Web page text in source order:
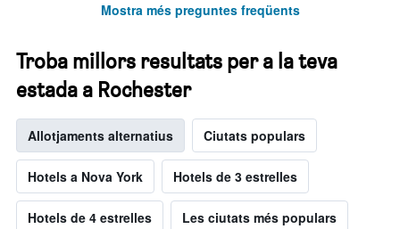
Mostra més preguntes freqüents
Troba millors resultats per a la teva
estada a Rochester
Allotjaments alternatius Ciutats populars
Hotels a Nova York Hotels de 3 estrelles
Hotels de 4 estrelles Les ciutats més populars